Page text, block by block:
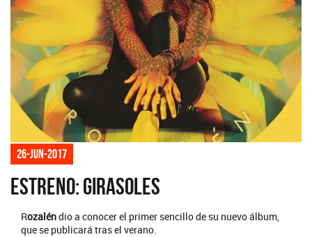
26-jun-2017
Estreno: Girasoles
Rozaléndio a conocer el primer sencillo de su nuevo álbum,
que se publicará tras el verano.